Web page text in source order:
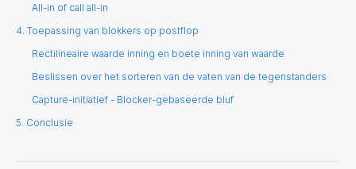
All-in of call all-in
4. Toepassing van blokkers op postflop
Rectilineaire waarde inning en boete inning van waarde
Beslissen over het sorteren van de vaten van de tegenstanders
Capture-initiatief - Blocker-gebaseerde bluf
5. Conclusie